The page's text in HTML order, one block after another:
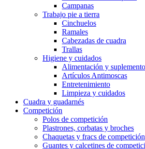
Campanas
Trabajo pie a tierra
Cinchuelos
Ramales
Cabezadas de cuadra
Trallas
Higiene y cuidados
Alimentación y
Artículos Antimoscas
Entretenimiento
Limpieza y cuidados
Cuadra y guadarnés
Competición
Polos de competición
Plastrones, corbatas y broches
Chaquetas y fracs de competición
Guantes y calcetines de